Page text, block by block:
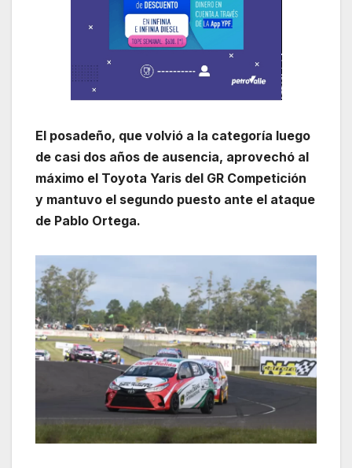
El posadeño, que volvió a la categoría luego
de casi dos años de ausencia, aprovechó al
máximo el Toyota Yaris del GR Competición
y mantuvo el segundo puesto ante el ataque
de Pablo Ortega.